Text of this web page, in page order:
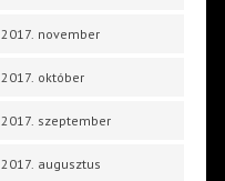
2017. november
2017. október
2017. szeptember
2017. augusztus